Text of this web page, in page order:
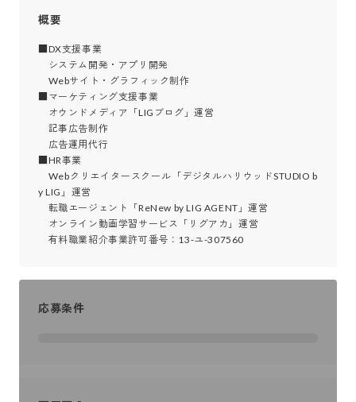
概要
■DX支援事業
システム開発・アプリ開発
Webサイト・グラフィック制作
■マーケティング支援事業
オウンドメディア「LIGブログ」運営
記事広告制作
広告運用代行
■HR事業
Webクリエイタースクール「デジタルハリウッドSTUDIO b
y LIG」運営
転職エージェント「ReNew by LIG AGENT」運営
オンライン動画学習サービス「リグアカ」運営
有料職業紹介事業許可番号：13-ユ-307560
応募条件